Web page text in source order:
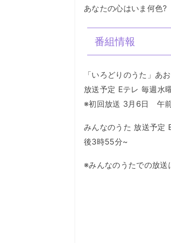
あなたの心はいま何色?
番組情報
「いろどりのうた」あ
放送予定 Eテレ 毎週水
※初回放送 3月6日 午
みんなのうた 放送予定
後3時55分~
※みんなのうたでの放送